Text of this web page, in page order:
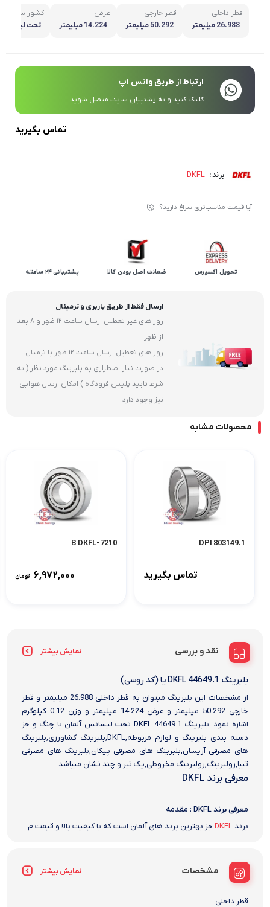
قطر داخلی
26.988 میلیمتر
قطر خارجی
50.292 میلیمتر
عرض
14.224 میلیمتر
کشور سازنده
تحت لیسانس
ارتباط از طریق واتس اپ
کلیک کنید و به پشتیبان سایت متصل شوید
تماس بگیرید
برند : DKFL
آیا قیمت مناسب‌تری سراغ دارید؟
تحویل اکسپرس ضمانت اصل بودن کالا پشتیبانی 24 ساعته
ارسال فقط از طریق باربری و ترمینال
روز های غیر تعطیل ارسال ساعت 12 ظهر و 8 بعد
از ظهر
روز های تعطیل ارسال ساعت 12 ظهر با ترمیال
در صورت نیاز اضطراری به بلبرینگ مورد نظر ( به
شرط تایید پلیس فرودگاه ) امکان ارسال هوایی
نیز وجود دارد
محصولات مشابه
803149.1 DPI
تماس بگیرید
7210-B DKFL
۶,۹۷۲,۰۰۰ تومان
نقد و بررسی نمایش بیشتر
بلبرینگ 44649.1 DKFL یا (کد روسی)
از مشخصات این بلبرینگ میتوان به قطر داخلی 26.988 میلیمتر و قطر
خارجی 50.292 میلیمتر و عرض 14.224 میلیمتر و وزن 0.12 کیلوگرم
اشاره نمود. بلبرینگ 44649.1 DKFL تحت لیسانس آلمان با چنگ و جز
دسته بندی بلبرینگ و لوازم مربوطه,DKFL,بلبریتگ کشاورزی,بلبرینگ
های مصرفی آریسان,بلبرینگ های مصرفی پیکان,بلبرینگ های مصرفی
تیبا,رولبرینگ,رولبرینگ مخروطی,یک تیر و چند نشان میباشد.
معرفی برند DKFL
معرفی برند DKFL : مقدمه
برندDKFL جز بهترین برند های آلمان است که با کیفیت بالا و قیمت م...
مشخصات نمایش بیشتر
قطر داخلی